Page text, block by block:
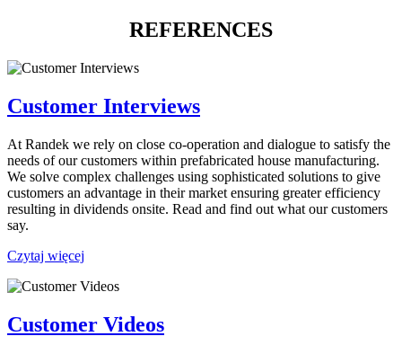
REFERENCES
Customer Interviews
At Randek we rely on close co-operation and dialogue to satisfy the
needs of our customers within prefabricated house manufacturing.
We solve complex challenges using sophisticated solutions to give
customers an advantage in their market ensuring greater efficiency
resulting in dividends onsite. Read and find out what our customers
say.
Czytaj więcej
Customer Videos